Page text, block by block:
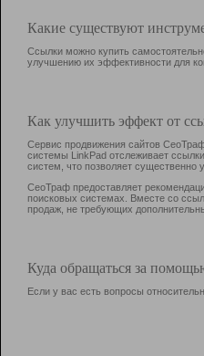
Какие существуют
Ссылки можно купить
улучшению их эффективности для
Как улучшить эффект от
Сервис продвижения сайтов
системы LinkPad отслеживает
систем, что позволяет существенно
СеоТраф предоставляет
поисковых системах. Вместе со
продаж, не требующих
Куда обращаться за
Если у вас есть вопросы